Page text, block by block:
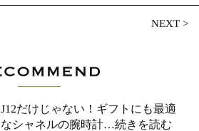
NEXT>
J12だけじゃない！ギフトにも最適
なシャネルの腕時計…続きを読む